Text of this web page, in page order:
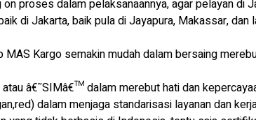
proses dalam pelaksanaannya, agar pelayan di
di Jakarta, baik pula di Jayapura, Makassar, dan
Kargo semakin mudah dalam bersaing
â€˜SIMâ€™ dalam merebut hati dan
dalam menjaga standarisasi layanan dan